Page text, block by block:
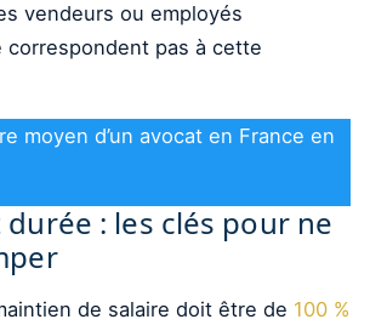
vendeurs ou employés
correspondent pas à cette
moyen d’un avocat en France en
: les clés pour ne
de salaire doit être de 100 %